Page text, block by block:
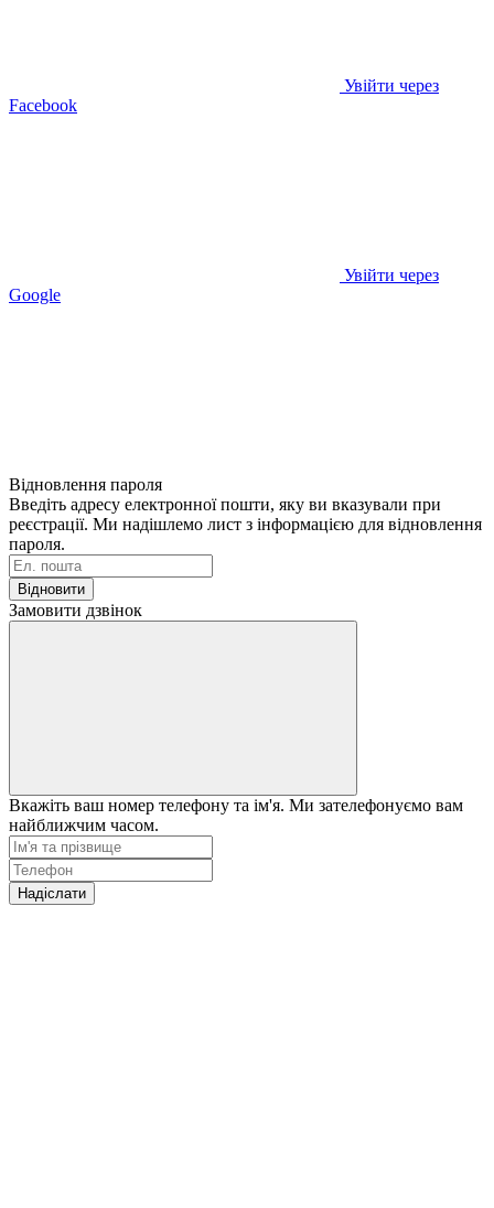
Увійти через
Facebook
Увійти через
Google
Відновлення пароля
Введіть адресу електронної пошти, яку ви вказували при
реєстрації. Ми надішлемо лист з інформацією для відновлення
пароля.
Відновити
Замовити дзвінок
Вкажіть ваш номер телефону та ім'я. Ми зателефонуємо вам
найближчим часом.
Надіслати